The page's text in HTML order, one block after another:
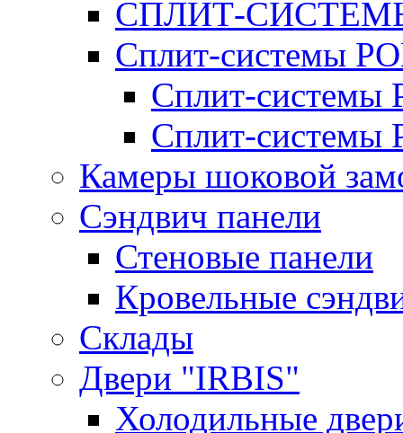
СПЛИТ-
Сплит-системы
Сплит-системы
Сплит-системы
Камеры шоковой
Сэндвич панели
Стеновые панели
Кровельные
Склады
Двери "IRBIS"
Холодильные